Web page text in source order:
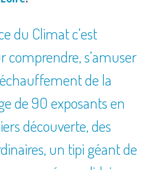
du Climat c’est
comprendre, s’amuser
de la
de 90 exposants en
découverte, des
un tipi géant de